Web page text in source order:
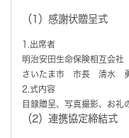
（1）感謝状贈呈式
1.出席者
明治安田生命保険相互
さいたま市 市長 清水
2.式内容
目録贈呈、写真撮影、お礼
（2）連携協定締結式